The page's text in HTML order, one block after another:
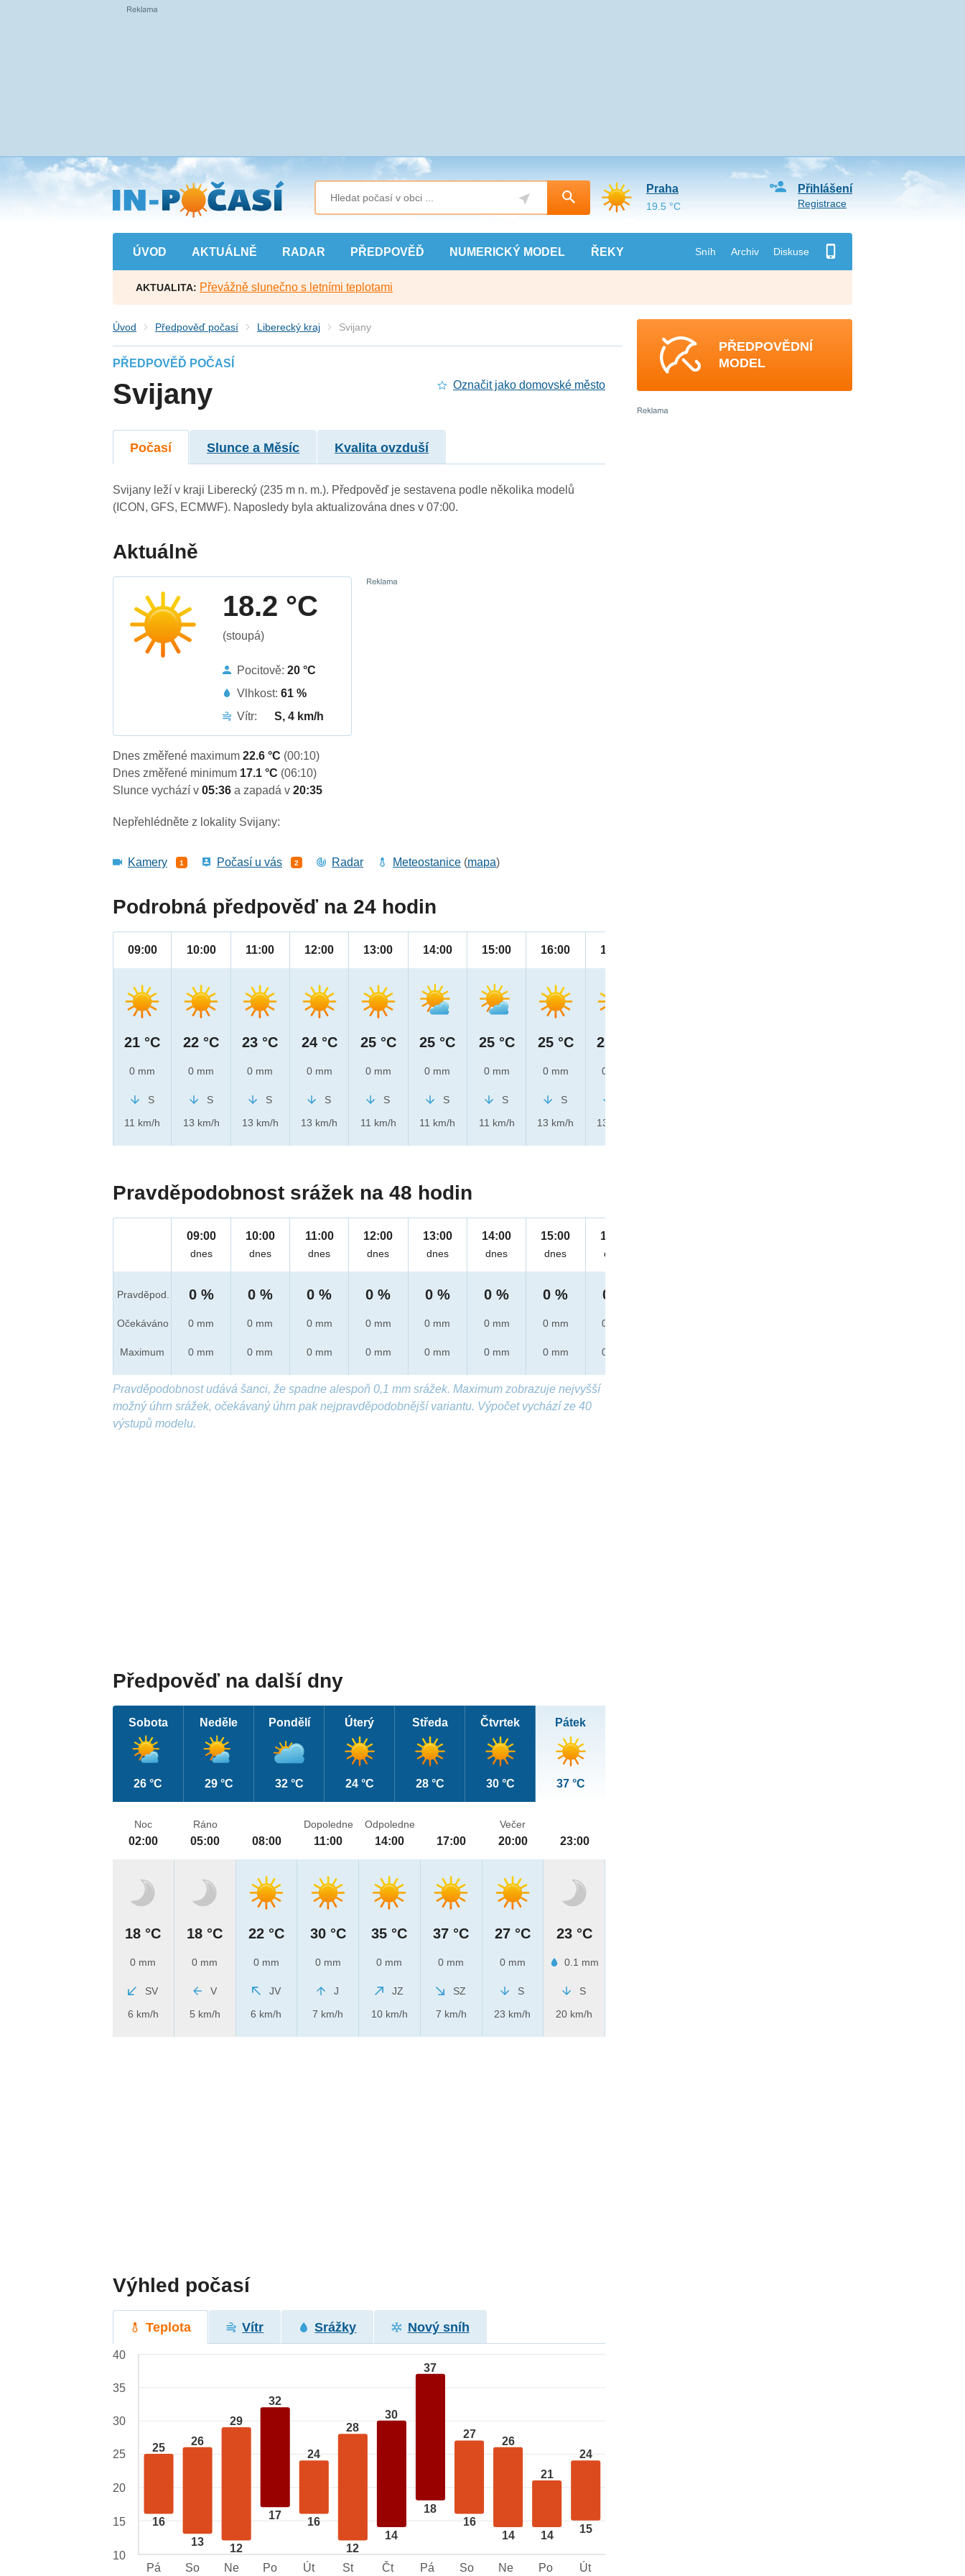
Přejít
na
hlavní
obsah
ÚVOD AKTUÁLNĚ RADAR PŘEDPOVĚĎ NUMERICKÝ MODEL ŘEKY Sníh Archiv Diskuse
Přihlášení
Registrace
Praha
19.5 °C
AKTUALITA: Převážně slunečno s letními teplotami
Úvod Předpověď počasí Liberecký kraj Svijany
PŘEDPOVĚĎ POČASÍ
Svijany Označit jako domovské město
Počasí Slunce a Měsíc Kvalita ovzduší
Svijany leží v kraji Liberecký (235 m n. m.). Předpověď je sestavena podle několika modelů
(ICON, GFS, ECMWF). Naposledy byla aktualizována dnes v 07:00.
Aktuálně
18.2 °C
(stoupá)
Pocitově:20 °C
Vlhkost:61 %
Vítr:
S, 4 km/h
Dnes změřené maximum22.6 °C (00:10)
Dnes změřené minimum 17.1 °C (06:10)
Slunce vychází v05:36a zapadá v20:35
Nepřehlédněte z lokality Svijany:
Kamery 1 Počasí u vás 2 Radar Meteostanice (mapa)
Podrobná předpověď na 24 hodin
09:00
21 °C
0 mm
S
11 km/h
10:00
22 °C
0 mm
S
13 km/h
11:00
23 °C
0 mm
S
13 km/h
12:00
24 °C
0 mm
S
13 km/h
13:00
25 °C
0 mm
S
11 km/h
14:00
25 °C
0 mm
S
11 km/h
15:00
25 °C
0 mm
S
11 km/h
16:00
25 °C
0 mm
S
13 km/h
17:00
25 °C
0 mm
13 km/h
Pravděpodobnost srážek na 48 hodin
Pravděpod.
Očekáváno
Maximum
09:00
dnes
0 %
0 mm
0 mm
10:00
dnes
0 %
0 mm
0 mm
11:00
dnes
0 %
0 mm
0 mm
12:00
dnes
0 %
0 mm
0 mm
13:00
dnes
0 %
0 mm
0 mm
14:00
dnes
0 %
0 mm
0 mm
15:00
dnes
0 %
0 mm
0 mm
16:00
dnes
0 %
0 mm
0 mm
Pravděpodobnost udává šanci, že spadne alespoň 0,1 mm srážek. Maximum zobrazuje nejvyšší
možný úhrn srážek, očekávaný úhrn pak nejpravděpodobnější variantu. Výpočet vychází ze 40
výstupů modelu.
Předpověď na další dny
Sobota
26 °C
Neděle
29 °C
Pondělí
32 °C
Úterý
24 °C
Středa
28 °C
Čtvrtek
30 °C
Pátek
37 °C
Noc
02:00
18 °C
0 mm
SV
6 km/h
Ráno
05:00
18 °C
0 mm
V
5 km/h
08:00
22 °C
0 mm
JV
6 km/h
Dopoledne
11:00
30 °C
0 mm
J
7 km/h
Odpoledne
14:00
35 °C
0 mm
JZ
10 km/h
17:00
37 °C
0 mm
SZ
7 km/h
Večer
20:00
27 °C
0 mm
S
23 km/h
23:00
23 °C
0.1 mm
S
20 km/h
Výhled počasí
Teplota Vítr Srážky Nový sníh
25
16
26
13
29
12
32
17
24
16
28
12
30
14
37
18
27
16
26
14
21
14
24
15
40
35
30
25
20
15
10
Pá
So Ne Po Út St Čt Pá So Ne Po Út
PŘEDPOVĚDNÍ
MODEL